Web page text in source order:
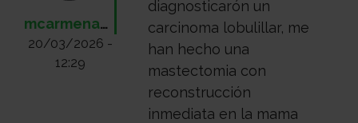
mcarmenas@gmail.com
20/03/2026 -
12:29
diagnosticarón un
carcinoma lobulillar, me
han hecho una
mastectomia con
reconstrucción
inmediata en la mama